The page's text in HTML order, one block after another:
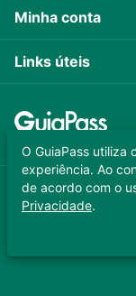
Minha conta
Links úteis
GUIAPASS
Copyright
O GuiaPass utiliza
experiência. Ao
de acordo com o
Privacidade.